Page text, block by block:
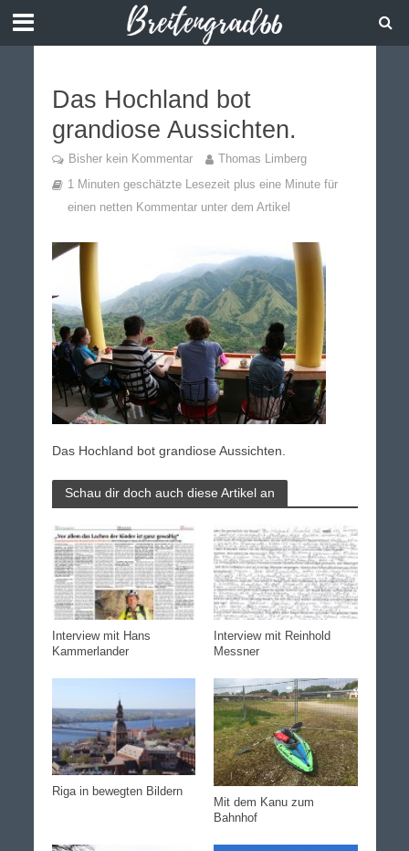
Das Hochland bot
grandiose Aussichten.
Bisher kein Kommentar
Thomas Limberg
1 Minuten geschätzte Lesezeit plus eine Minute für
einen netten Kommentar unter dem Artikel
Das Hochland bot grandiose Aussichten.
Schau dir doch auch diese Artikel an
Interview mit Hans
Kammerlander
Interview mit Reinhold
Messner
Riga in bewegten Bildern
Mit dem Kanu zum
Bahnhof